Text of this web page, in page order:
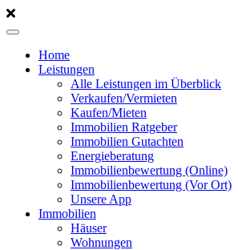
Home
Leistungen
Alle Leistungen im Überblick
Verkaufen/Vermieten
Kaufen/Mieten
Immobilien Ratgeber
Immobilien Gutachten
Energieberatung
Immobilienbewertung (Online)
Immobilienbewertung (Vor Ort)
Unsere App
Immobilien
Häuser
Wohnungen